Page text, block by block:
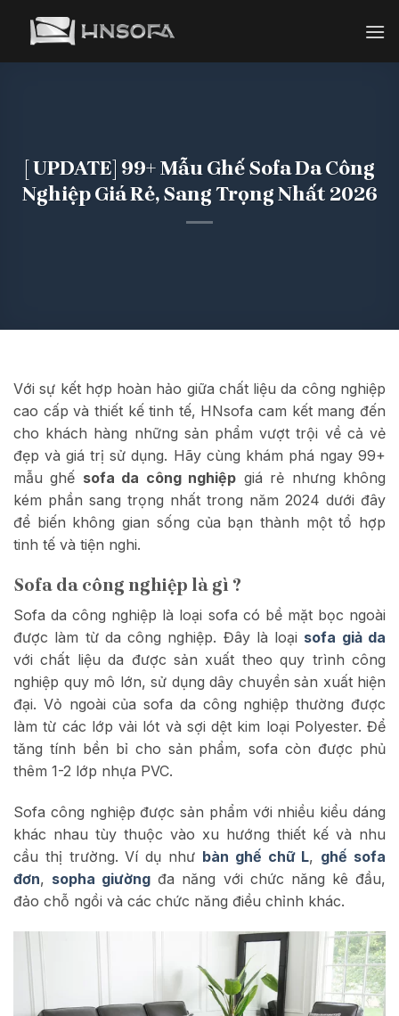
[ UPDATE] 99+ Mẫu Ghế Sofa Da Công
Nghiệp Giá Rẻ, Sang Trọng Nhất 2026
Với sự kết hợp hoàn hảo giữa chất liệu da công nghiệp
cao cấp và thiết kế tinh tế, HNsofa cam kết mang đến
cho khách hàng những sản phẩm vượt trội về cả vẻ
đẹp và giá trị sử dụng. Hãy cùng khám phá ngay 99+
mẫu ghế sofa da công nghiệp giá rẻ nhưng không
kém phần sang trọng nhất trong năm 2024 dưới đây
để biến không gian sống của bạn thành một tổ hợp
tinh tế và tiện nghi.
Sofa da công nghiệp là gì ?
Sofa da công nghiệp là loại sofa có bề mặt bọc ngoài
được làm từ da công nghiệp. Đây là loại sofa giả da
với chất liệu da được sản xuất theo quy trình công
nghiệp quy mô lớn, sử dụng dây chuyền sản xuất hiện
đại. Vỏ ngoài của sofa da công nghiệp thường được
làm từ các lớp vải lót và sợi dệt kim loại Polyester. Để
tăng tính bền bỉ cho sản phẩm, sofa còn được phủ
thêm 1-2 lớp nhựa PVC.
Sofa công nghiệp được sản phẩm với nhiều kiểu dáng
khác nhau tùy thuộc vào xu hướng thiết kế và nhu
cầu thị trường. Ví dụ như bàn ghế chữ L, ghế sofa
đơn, sopha giường đa năng với chức năng kê đầu,
đảo chỗ ngồi và các chức năng điều chỉnh khác.